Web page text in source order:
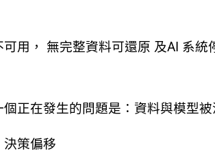
用， 無完整資料可還原 及AI 系
正在發生的問題是：資料與模型
決策偏移